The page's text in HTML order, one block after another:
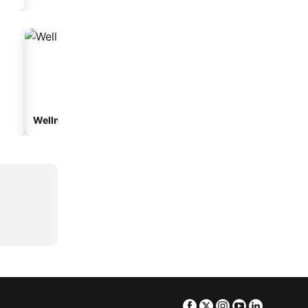
Wellnesshotelek
Facebook
TwitterInstagram
Youtube